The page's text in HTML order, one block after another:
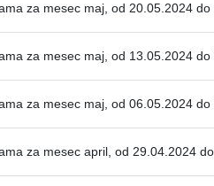
za mesec maj, od 20.05.2024
za mesec maj, od 13.05.2024
za mesec maj, od 06.05.2024
za mesec april, od 29.04.2024